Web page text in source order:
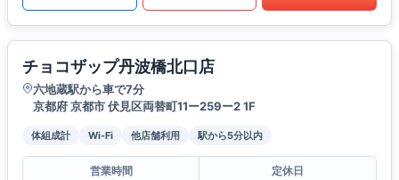
チョコザップ丹波橋北口店
六地蔵駅から車で7分
京都府 京都市 伏見区両替町11ー259ー2 1F
体組成計 Wi-Fi 他店舗利用 駅から5分以内
営業時間
定休日